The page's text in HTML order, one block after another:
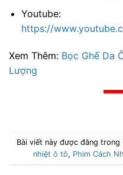
Youtube:
https://
Xem Thêm: Bọc Ghế Da
Lượng
Bài viết này được đăng trong
nhiệt ô tô, Phim Cách